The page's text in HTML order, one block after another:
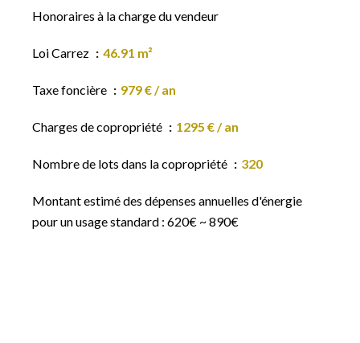
Honoraires à la charge du vendeur
Loi Carrez 46.91 m²
Taxe foncière 979 € / an
Charges de copropriété 1295 € / an
Nombre de lots dans la copropriété 320
Montant estimé des dépenses annuelles d'énergie
pour un usage standard : 620€ ~ 890€